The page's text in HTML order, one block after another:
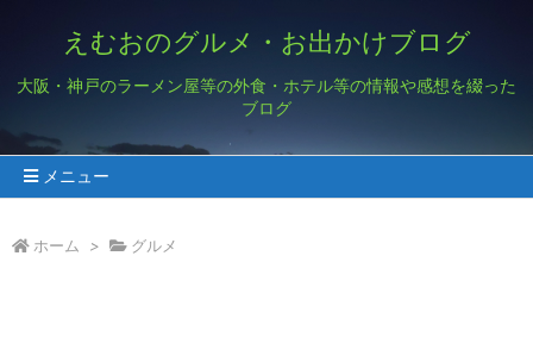
えむおのグルメ・お出かけブログ
大阪・神戸のラーメン屋等の外食・ホテル等の情報や感想を綴った
ブログ
メニュー
ホーム > グルメ